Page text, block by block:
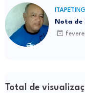
Nota de
Total de